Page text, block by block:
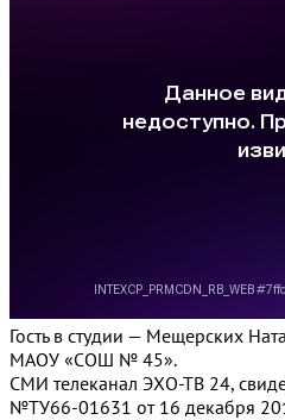
Гость в студии — Мещерских
МАОУ «СОШ № 45».
СМИ телеканал ЭХО-ТВ 24,
№ТУ66-01631 от 16 декабря